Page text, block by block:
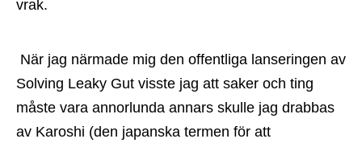
vrak.
Solving Leaky Gut visste jag att saker och ting
måste vara annorlunda annars skulle jag drabbas
av Karoshi (den japanska termen för att